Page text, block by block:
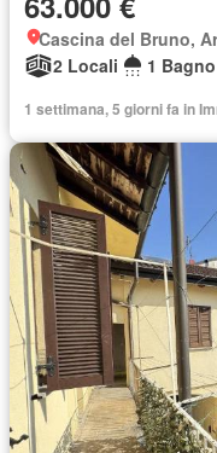
Cascina del Bruno,
2 Locali
1 Bagno
1 settimana, 5 giorni fa in